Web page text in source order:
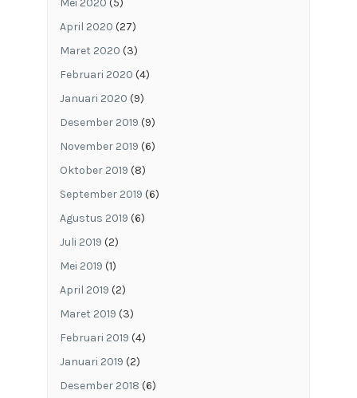
April 2020 (27)
Maret 2020 (3)
Februari 2020 (4)
Januari 2020 (9)
Desember 2019 (9)
November 2019 (6)
Oktober 2019 (8)
September 2019 (6)
Agustus 2019 (6)
Juli 2019 (2)
Mei 2019 (1)
April 2019 (2)
Maret 2019 (3)
Februari 2019 (4)
Januari 2019 (2)
Desember 2018 (6)